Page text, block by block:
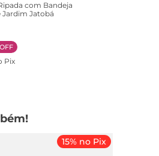
com Bandeja
Jardim Jatobá
OFF
Pix
15% no Pix